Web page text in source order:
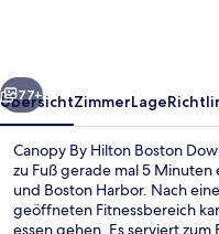
Weiter
77+
ÜbersichtZimmerLage
Canopy By Hilton Boston
zu Fuß gerade mal 5
und Boston Harbor. Nach
geöffneten Fitnessbereich
essen gehen. Es serviert